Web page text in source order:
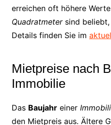
erreichen oft höhere
Quadratmetersind beliebt,
Details finden Sie im
Mietpreise nach
Immobilie
Das Baujahreiner
den Mietpreis aus. Ältere